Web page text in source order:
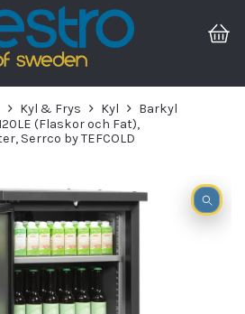
Kyl & Frys Kyl
Barkyl
(Flaskor och Fat),
Serrco by TEFCOLD